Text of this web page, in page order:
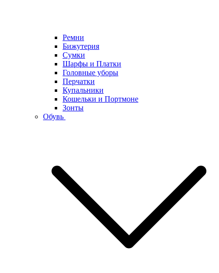
Ремни
Бижутерия
Сумки
Шарфы и Платки
Головные уборы
Перчатки
Купальники
Кошельки и Портмоне
Зонты
Обувь